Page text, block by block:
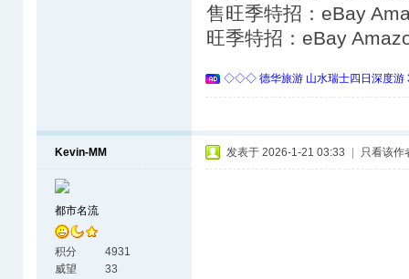
售旺季特招：eBay
旺季特招：eBay
◇◇◇ 德华旅游 山水瑞士四日深度
Kevin-MM
都市名流
积分
4931
威望
33
发表于 2026-1-21 03:33 只看该作